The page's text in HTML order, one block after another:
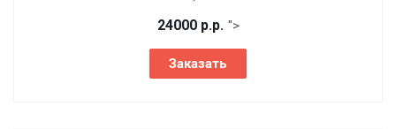
24000 р.р. ">
Заказать